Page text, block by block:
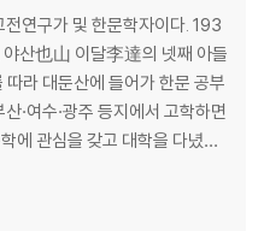
동연구가 및 한문학자이다. 193
야산也山 이달李達의 넷째 아들
라 대둔산에 들어가 한문 공부
·여수·광주 등지에서 고학하면
에 관심을 갖고 대학을 다녔으
·민중사·생활
며, 오늘의 관점에서 역사 인